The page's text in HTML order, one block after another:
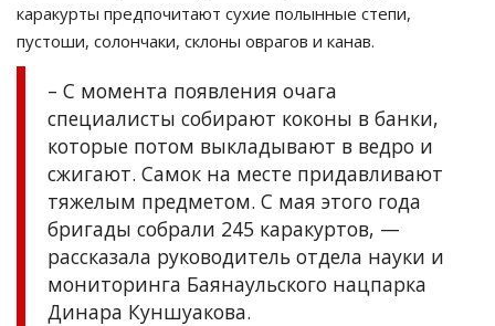
Қазақша Русский
каракурты предпочитают сухие полынные степи,
пустоши, солончаки, склоны оврагов и канав.
– С момента появления очага
специалисты собирают коконы в банки,
которые потом выкладывают в ведро и
сжигают. Самок на месте придавливают
тяжелым предметом. С мая этого года
бригады собрали 245 каракуртов, —
рассказала руководитель отдела науки и
мониторинга Баянаульского нацпарка
Динара Куншуакова.